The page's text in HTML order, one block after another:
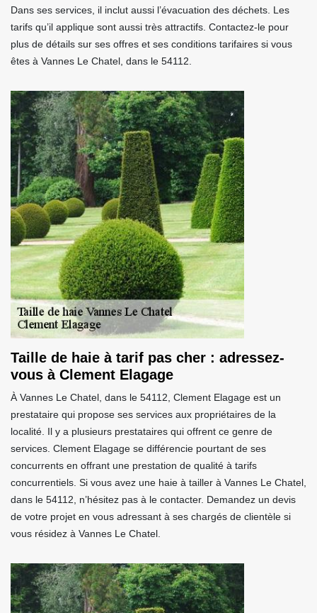
Dans ses services, il inclut aussi l’évacuation des déchets. Les
tarifs qu’il applique sont aussi très attractifs. Contactez-le pour
plus de détails sur ses offres et ses conditions tarifaires si vous
êtes à Vannes Le Chatel, dans le 54112.
Taille de haie à tarif pas cher : adressez-
vous à Clement Elagage
À Vannes Le Chatel, dans le 54112, Clement Elagage est un
prestataire qui propose ses services aux propriétaires de la
localité. Il y a plusieurs prestataires qui offrent ce genre de
services. Clement Elagage se différencie pourtant de ses
concurrents en offrant une prestation de qualité à tarifs
concurrentiels. Si vous avez une haie à tailler à Vannes Le Chatel,
dans le 54112, n’hésitez pas à le contacter. Demandez un devis
de votre projet en vous adressant à ses chargés de clientèle si
vous résidez à Vannes Le Chatel.